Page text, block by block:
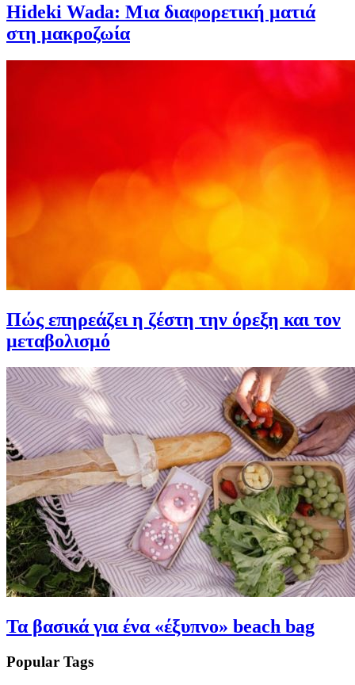
Hideki Wada: Μια διαφορετική ματιά
στη μακροζωία
Πώς επηρεάζει η ζέστη την όρεξη και τον
μεταβολισμό
Τα βασικά για ένα «έξυπνο» beach bag
Popular Tags